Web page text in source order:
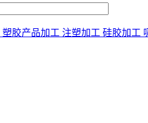
塑胶产品加工 注塑加工 硅胶加工